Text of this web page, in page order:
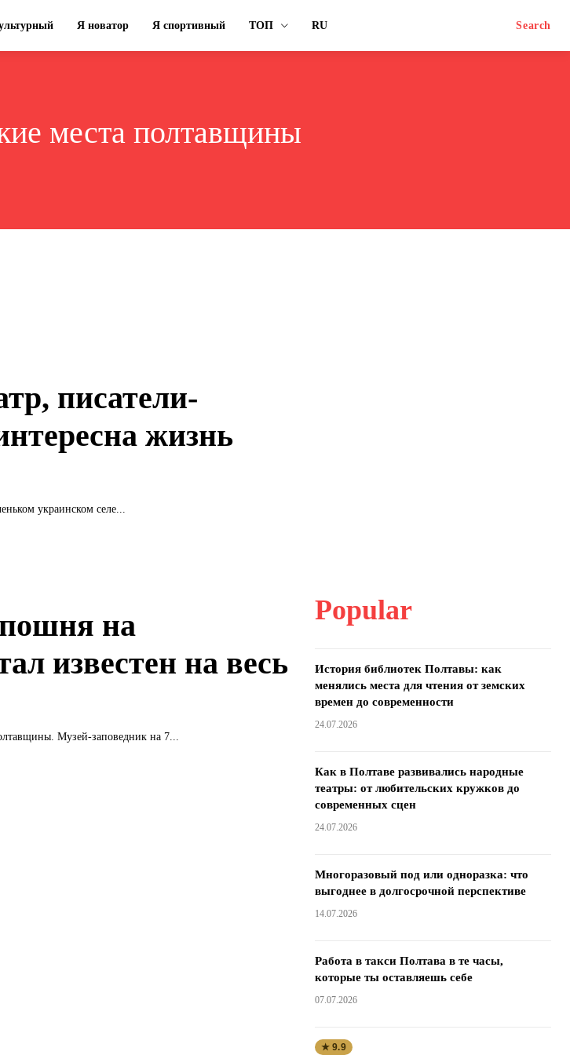
Я новатор Я спортивный ТОП RU Search
места полтавщины
писатели-
жизнь
украинском селе...
на
известен на весь
Музей-заповедник на 7...
Popular
История библиотек Полтавы: как
менялись места для чтения от земских
времен до современности
24.07.2026
Как в Полтаве развивались народные
театры: от любительских кружков до
современных сцен
24.07.2026
Многоразовый под или одноразка: что
выгоднее в долгосрочной перспективе
14.07.2026
Работа в такси Полтава в те часы,
которые ты оставляешь себе
07.07.2026
★ 9.9